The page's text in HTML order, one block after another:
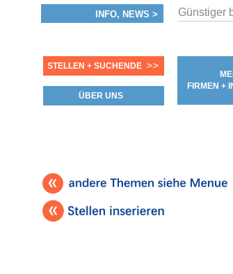
INFO, NEWS > Günstiger
STELLEN + SUCHENDE >>
ÜBER UNS
FIRMEN +